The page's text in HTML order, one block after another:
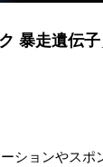
暴走遺伝子
ションやスポ